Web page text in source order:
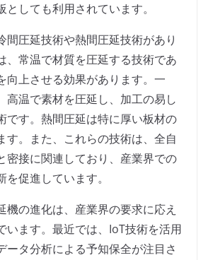
しても利用されています。
間圧延技術や熱間圧延技術があり
、常温で材質を圧延する技術であ
向上させる効果があります。一
高温で素材を圧延し、加工の易し
です。熱間圧延は特に厚い板材の
す。また、これらの技術は、全自
密接に関連しており、産業界での
促進しています。
機の進化は、産業界の要求に応え
います。最近では、IoT技術を活用
ータ分析による予知保全が注目さ